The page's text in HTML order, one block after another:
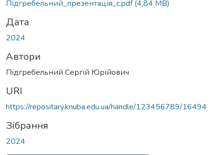
Підгребельний_презентація_с.pdf(4,84 MB)
Дата
2024
Автори
Підгребельний Сергій Юрійович
URI
https://repositary.knuba.edu.ua/handle/123456789/16494
Зібрання
2024